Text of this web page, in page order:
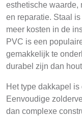
esthetische waarde,
en reparatie. Staal
meer kosten in de
PVC is een
gemakkelijk te
durabel zijn dan
Het type dakkapel
Eenvoudige
dan complexe